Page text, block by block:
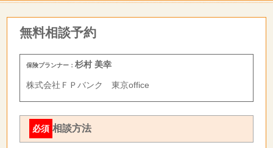
無料相談予約
保険プランナー：杉村 美幸
株式会社ＦＰバンク 東京office
必須 相談方法